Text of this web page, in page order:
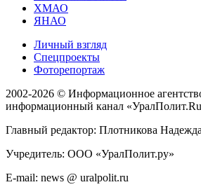
ХМАО
ЯНАО
Личный взгляд
Спецпроекты
Фоторепортаж
2002-2026 © Информационное
информационный канал
Главный редактор: Плотникова
Учредитель: ООО «УралПолит.ру»
E-mail: news @ uralpolit.ru